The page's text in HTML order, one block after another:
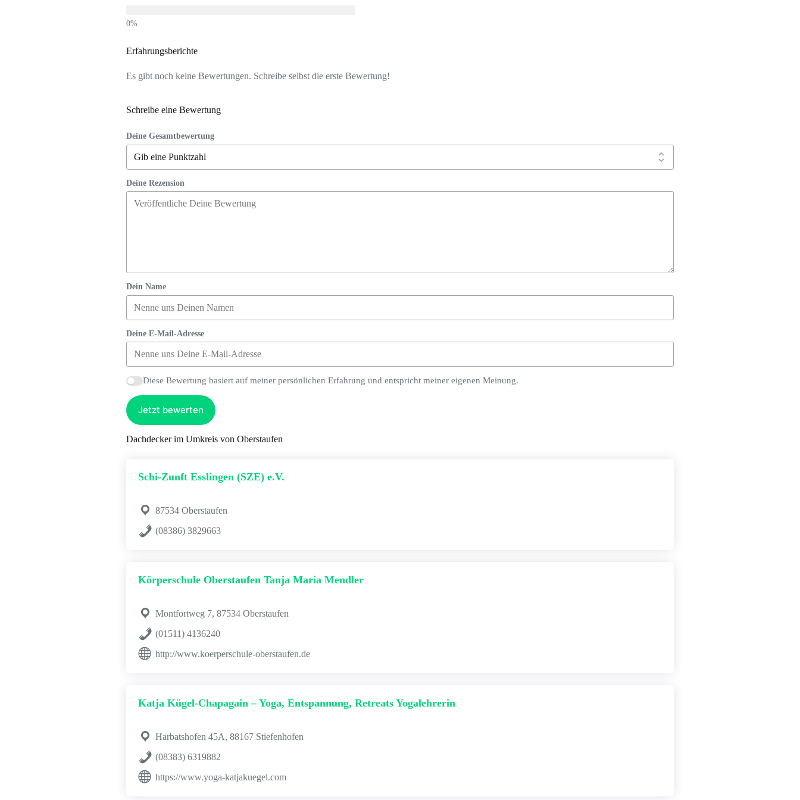
Erfahrungsberichte
Es gibt noch keine Bewertungen. Schreibe selbst die erste Bewertung!
Schreibe eine Bewertung
Deine Gesamtbewertung
Deine Rezension
Dein Name
Deine E-Mail-Adresse
Diese Bewertung basiert auf meiner persönlichen Erfahrung und entspricht meiner eigenen Meinung.
Jetzt bewerten
Dachdecker im Umkreis von Oberstaufen
Schi-Zunft Esslingen (SZE) e.V.
87534 Oberstaufen
(08386) 3829663
Körperschule Oberstaufen Tanja Maria Mendler
Montfortweg 7, 87534 Oberstaufen
(01511) 4136240
http://www.koerperschule-oberstaufen.de
Katja Kügel-Chapagain – Yoga, Entspannung, Retreats Yogalehrerin
Harbatshofen 45A, 88167 Stiefenhofen
(08383) 6319882
https://www.yoga-katjakuegel.com